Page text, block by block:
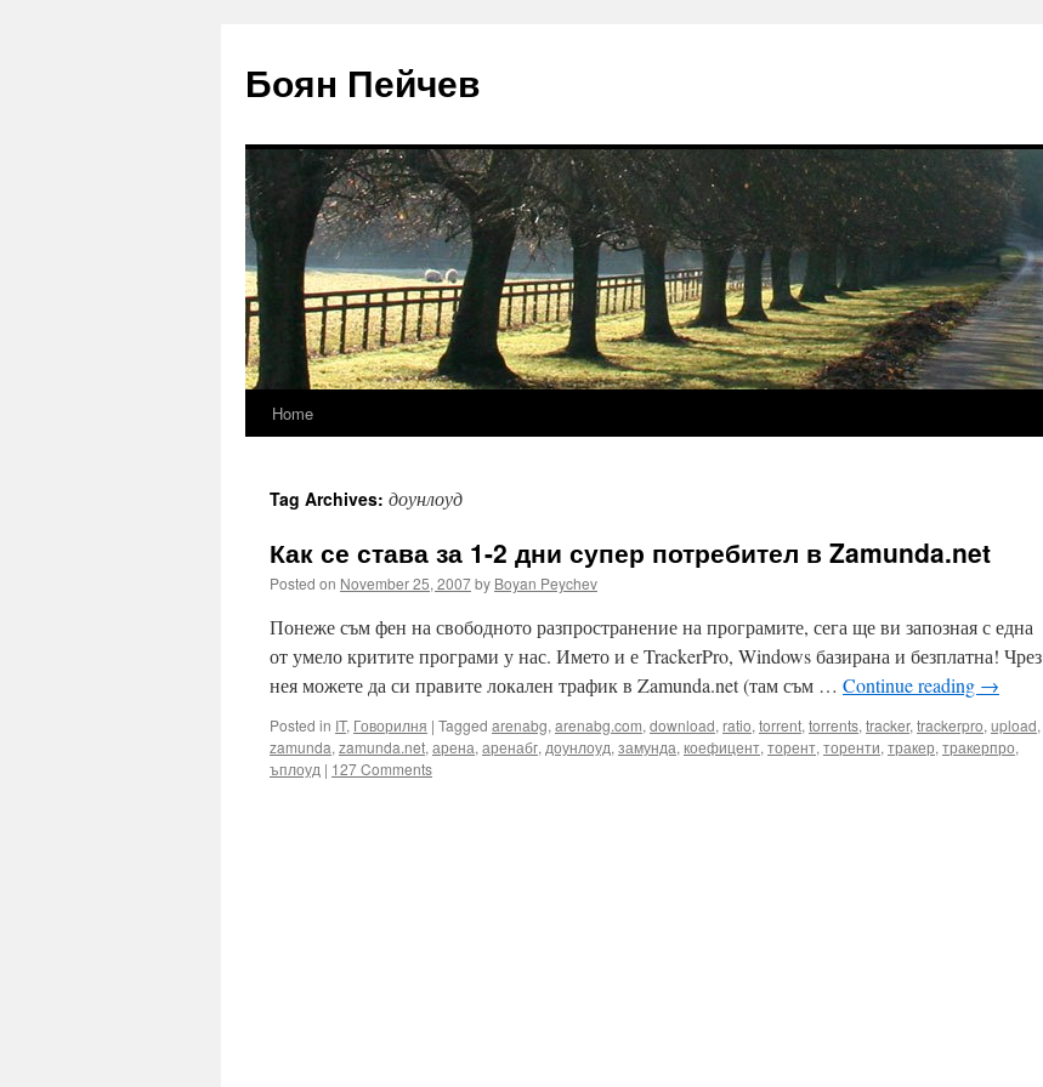
Боян Пейчев
Skip
content
Home
Tag Archives: доунлоуд
Как се става за 1-2 дни супер потребител в Zamunda.net
Posted on November 25, 2007by Boyan Peychev
Понеже съм фен на свободното разпространение на програмите, сега ще ви запозная с една
от умело критите програми у нас. Името и е TrackerPro, Windows базирана и безплатна! Чрез
нея можете да си правите локален трафик в Zamunda.net (там съм … Continue reading →
Posted in IT, Говорилня | Tagged arenabg, arenabg.com, download, ratio, torrent, torrents, tracker, trackerpro, upload,
zamunda, zamunda.net, арена, аренабг, доунлоуд, замунда, коефицент, торент, торенти, тракер, тракерпро,
ъплоуд | 127 Comments